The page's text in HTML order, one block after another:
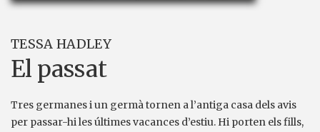
TESSA HADLEY
El passat
Tres germanes i un germà tornen a l’antiga casa dels avis
per passar-hi les últimes vacances d’estiu. Hi porten els fills,